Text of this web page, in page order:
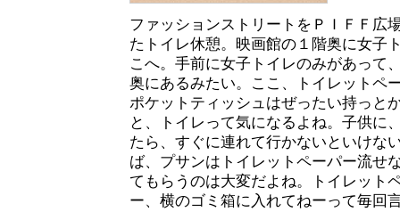
ファッションストリートをＰＩＦＦ広
たトイレ休憩。映画館の１階奥に女子
こへ。手前に女子トイレのみがあって
奥にあるみたい。ここ、トイレットペ
ポケットティッシュはぜったい持っと
と、トイレって気になるよね。子供に
たら、すぐに連れて行かないといけな
ば、プサンはトイレットペーパー流せ
てもらうのは大変だよね。トイレット
ー、横のゴミ箱に入れてねーって毎回